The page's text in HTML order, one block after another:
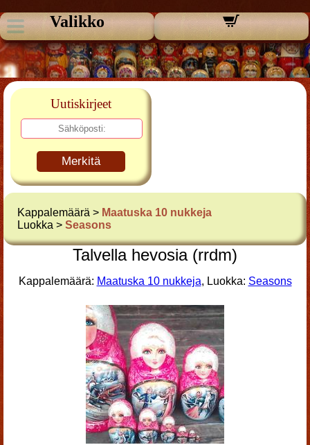
Valikko
Uutiskirjeet
Merkitä
Kappalemäärä > Maatuska 10 nukkeja
Luokka > Seasons
Talvella hevosia (rrdm)
Kappalemäärä: Maatuska 10 nukkeja, Luokka: Seasons